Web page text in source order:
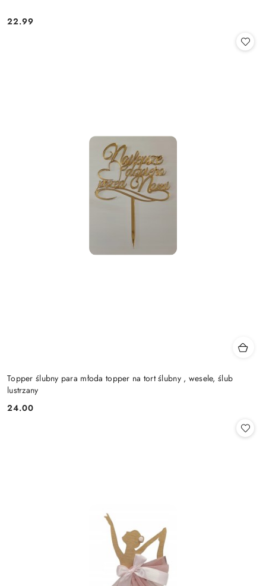
Cena:
22.99
Topper ślubny para młoda topper na tort ślubny , wesele, ślub
lustrzany
Cena:
24.00